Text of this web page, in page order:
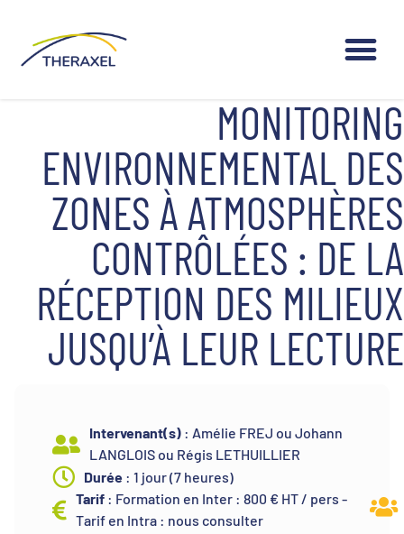
MONITORING
ENVIRONNEMENTAL DES
ZONES À ATMOSPHÈRES
CONTRÔLÉES : DE LA
RÉCEPTION DES MILIEUX
JUSQU’À LEUR LECTURE
Intervenant(s) : Amélie FREJ ou Johann
LANGLOIS ou Régis LETHUILLIER
Durée : 1 jour (7 heures)
Tarif : Formation en Inter : 800 € HT / pers -
Tarif en Intra : nous consulter